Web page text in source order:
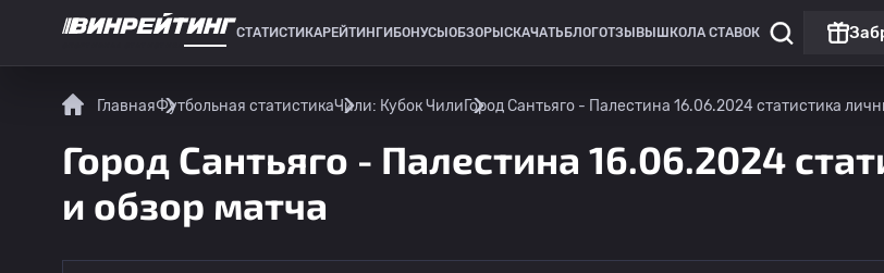
СТАТИСТИКАРЕЙТИНГИ БОНУСЫ ОБЗОРЫ СКАЧАТЬ БЛОГОТЗЫВЫ ШКОЛА СТАВОК
ГлавнаяФутбольная статистикаЧили: Кубок ЧилиГород Сантьяго - Палестина 16.06.2024 статистика
Город Сантьяго - Палестина 16.06.2024
и обзор матча